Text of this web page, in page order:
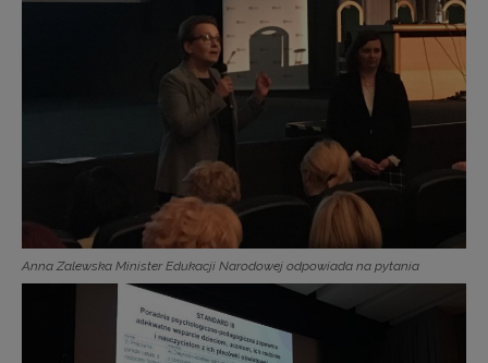
Anna Zalewska Minister Edukacji Narodowej odpowiada na pytania